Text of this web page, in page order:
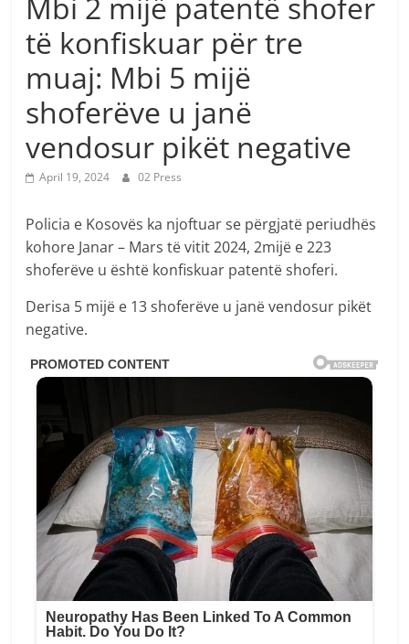
Mbi 2 mijë patentë shofer
të konfiskuar për tre
muaj: Mbi 5 mijë
shoferëve u janë
vendosur pikët negative
April 19, 2024 02 Press
Policia e Kosovës ka njoftuar se përgjatë periudhës
kohore Janar – Mars të vitit 2024, 2mijë e 223
shoferëve u është konfiskuar patentë shoferi.
Derisa 5 mijë e 13 shoferëve u janë vendosur pikët
negative.